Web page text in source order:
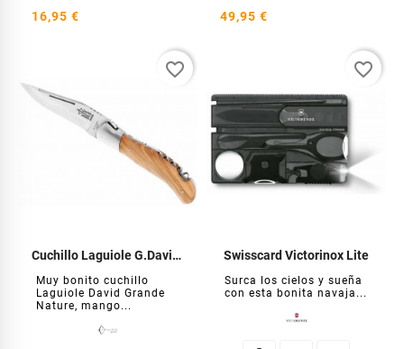
16,95 € 49,95 €
Cuchillo Laguiole G.David 2P madera de olivo
Muy bonito cuchillo
Laguiole David Grande
Nature, mango...
favorite_border
Swisscard Victorinox Lite
Surca los cielos y sueña
con esta bonita navaja...
favorite_border